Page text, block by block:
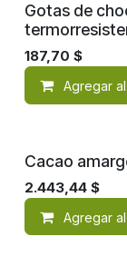
Gotas de
187,70 $
Agregar
Cacao
2.443,44 $
Agregar